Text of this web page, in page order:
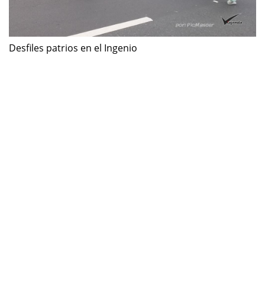
Desfiles patrios en el Ingenio